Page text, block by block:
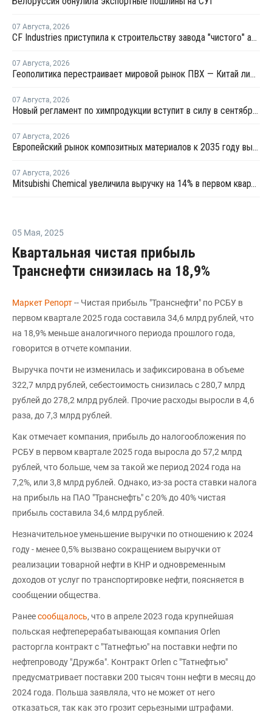
07 Августа, 2026
CF Industries приступила к строительству завода "чистого" аммиака за USD4 миллиарда
07 Августа, 2026
Геополитика перестраивает мировой рынок ПВХ — Китай лидирует в экспорте
07 Августа, 2026
Новый регламент по химпродукции вступит в силу в сентябре 2027 года
07 Августа, 2026
Европейский рынок композитных материалов к 2035 году вырастет до USD47,5 млрд
07 Августа, 2026
Mitsubishi Chemical увеличила выручку на 14% в первом квартале японского финансового года
05 Мая, 2025
Квартальная чистая прибыль
Транснефти снизилась на 18,9%
Маркет Репорт-- Чистая прибыль "Транснефти" по РСБУ в
первом квартале 2025 года составила 34,6 млрд рублей, что
на 18,9% меньше аналогичного периода прошлого года,
говорится в отчете компании.
Выручка почти не изменилась и зафиксирована в объеме
322,7 млрд рублей, себестоимость снизилась с 280,7 млрд
рублей до 278,2 млрд рублей. Прочие расходы выросли в 4,6
раза, до 7,3 млрд рублей.
Как отмечает компания, прибыль до налогообложения по
РСБУ в первом квартале 2025 года выросла до 57,2 млрд
рублей, что больше, чем за такой же период 2024 года на
7,2%, или 3,8 млрд рублей. Однако, из-за роста ставки налога
на прибыль на ПАО "Транснефть" с 20% до 40% чистая
прибыль составила 34,6 млрд рублей.
Незначительное уменьшение выручки по отношению к 2024
году - менее 0,5% вызвано сокращением выручки от
реализации товарной нефти в КНР и одновременным
доходов от услуг по транспортировке нефти, поясняется в
сообщении общества.
Ранеесообщалось, что в апреле 2023 года крупнейшая
польская нефтеперерабатывающая компания Orlen
расторгла контракт с "Татнефтью" на поставки нефти по
нефтепроводу "Дружба". Контракт Orlen с "Татнефтью"
предусматривает поставки 200 тысяч тонн нефти в месяц до
2024 года. Польша заявляла, что не может от него
отказаться, так как это грозит серьезными штрафами.